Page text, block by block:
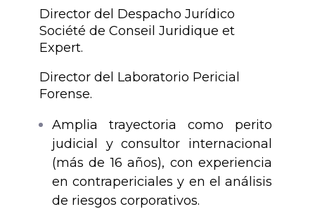
Director del Despacho Jurídico
Société de Conseil Juridique et
Expert.
Director del Laboratorio Pericial
Forense.
Amplia trayectoria como perito
judicial y consultor internacional
(más de 16 años), con experiencia
en contrapericiales y en el análisis
de riesgos corporativos.